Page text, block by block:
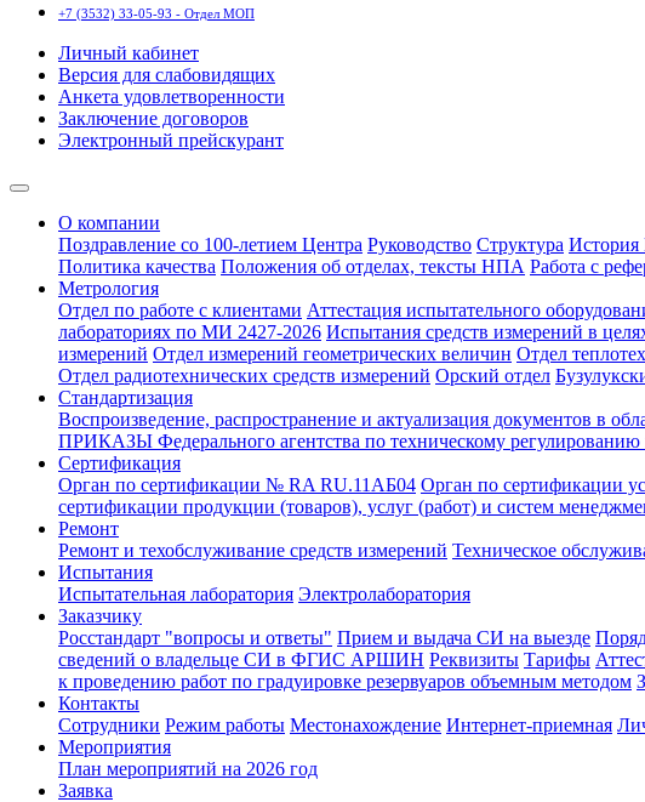
+7 (3532) 33-05-93 - Отдел МОП
Личный кабинет
Версия для слабовидящих
Анкета удовлетворенности
Заключение договоров
Электронный прейскурант
О компании
Поздравление со 100-летием Центра Руководство Структура
Политика качества Положения об отделах, тексты НПА Работа с
Метрология
Отдел по работе с клиентами Аттестация испытательного
лабораториях по МИ 2427-2026 Испытания средств измерений в
измерений Отдел измерений геометрических величин Отдел
Отдел радиотехнических средств измерений Орский отдел
Стандартизация
Воспроизведение, распространение и актуализация документов в
ПРИКАЗЫ Федерального агентства по техническому регулированию
Сертификация
Орган по сертификации № RA RU.11АБ04 Орган по сертификации
сертификации продукции (товаров), услуг (работ) и систем
Ремонт
Ремонт и техобслуживание средств измерений Техническое
Испытания
Испытательная лаборатория Электролаборатория
Заказчику
Росстандарт "вопросы и ответы" Прием и выдача СИ на выезде
сведений о владельце СИ в ФГИС АРШИН Реквизиты Тарифы
к проведению работ по градуировке резервуаров объемным методом
Контакты
Сотрудники Режим работы Местонахождение Интернет-приемная
Мероприятия
План мероприятий на 2026 год
Заявка